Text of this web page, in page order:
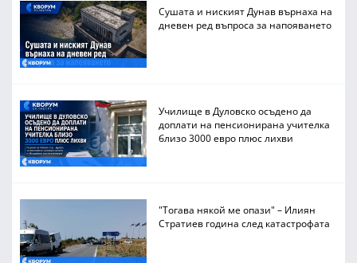
Сушата и ниският Дунав върнаха на
дневен ред въпроса за напояването
Училище в Дуловско осъдено да
доплати на пенсионирана учителка
близо 3000 евро плюс лихви
"Тогава някой ме опази" – Илиян
Стратиев година след катастрофата